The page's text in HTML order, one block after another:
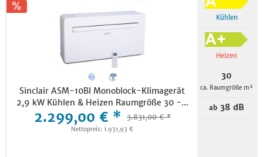
Sinclair ASM-10BI Monoblock-Klimagerät
2,9 kW Kühlen & Heizen Raumgröße 30 -...
2.299,00 € * 3.831,00 € *
Nettopreis: 1.931,93 €
Kühlen
Heizen
30
ca. Raumgröße m²
ab 38 dB